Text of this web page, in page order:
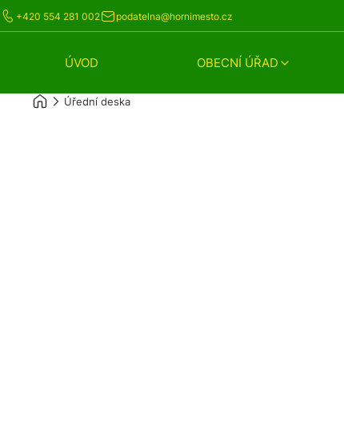
+420 554 281 002 podatelna@hornimesto.cz
ÚVOD OBECNÍ ÚŘAD
Úřední deska